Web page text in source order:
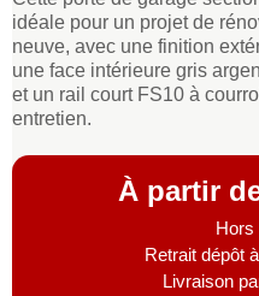
idéale pour un projet de
neuve, avec une finition
une face intérieure gris
et un rail court FS10 à
entretien.
À partir
Hors
Retrait dépôt
Livraison